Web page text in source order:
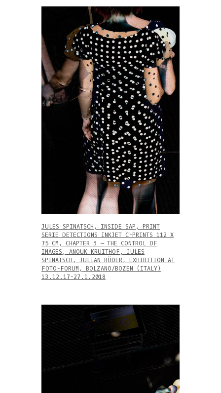
JULES SPINATSCH, INSIDE SAP, PRINT
SERIE DETECTIONS INKJET C-PRINTS 112 X
75 CM, CHAPTER 3 – THE CONTROL OF
IMAGES, ANOUK KRUITHOF, JULES
SPINATSCH, JULIAN RÖDER, EXHIBITION AT
FOTO-FORUM, BOLZANO/BOZEN (ITALY)
13.12.17-27.1.2018